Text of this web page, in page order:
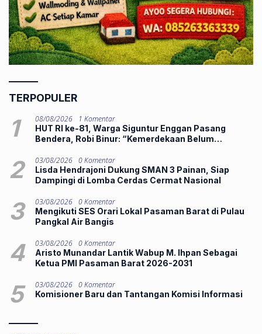
TERPOPULER
1 08/08/2026
1 Komentar
HUT RI ke-81, Warga Siguntur Enggan Pasang
Bendera, Robi Binur: “Kemerdekaan Belum
2 03/08/2026 0 Komentar
Lisda Hendrajoni Dukung SMAN 3 Painan, Siap
Dampingi di Lomba Cerdas Cermat Nasional
3 03/08/2026 0 Komentar
Mengikuti SES Orari Lokal Pasaman Barat di Pulau
Pangkal Air Bangis
4 03/08/2026 0 Komentar
Aristo Munandar Lantik Wabup M. Ihpan Sebagai
Ketua PMI Pasaman Barat 2026-2031
5 03/08/2026 0 Komentar
Komisioner Baru dan Tantangan Komisi Informasi